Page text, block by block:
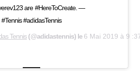
are #HereToCreate. —
#Tennis #adidasTennis
Tennis (@adidastennis) le 6 Mai 2019 à 9